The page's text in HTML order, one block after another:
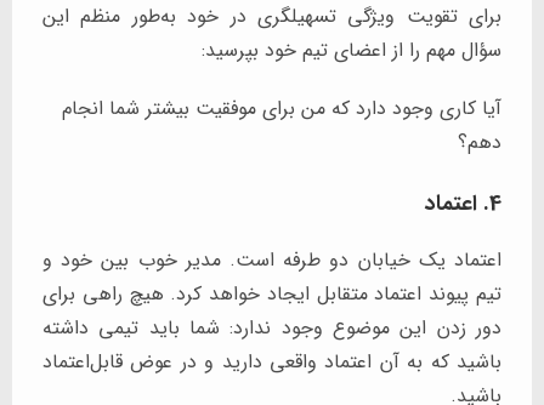
برای تقویت ویژگی تسهیلگری در خود به‌طور منظم این
سؤال مهم را از اعضای تیم خود بپرسید:
آیا کاری وجود دارد که من برای موفقیت بیشتر شما انجام
دهم؟
4. اعتماد
اعتماد یک خیابان دو طرفه است. مدیر خوب بین خود و
تیم پیوند اعتماد متقابل ایجاد خواهد کرد. هیچ راهی برای
دور زدن این موضوع وجود ندارد: شما باید تیمی داشته
باشید که به آن اعتماد واقعی دارید و در عوض قابل‌اعتماد
باشید.